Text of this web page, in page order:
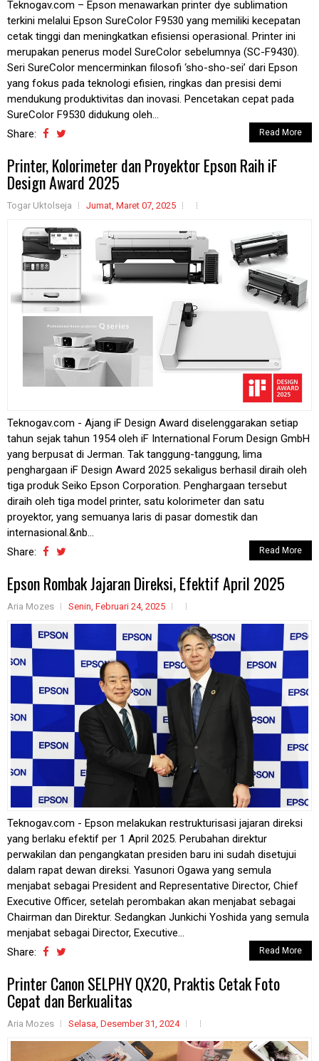
Teknogav.com – Epson menawarkan printer dye sublimation
terkini melalui Epson SureColor F9530 yang memiliki kecepatan
cetak tinggi dan meningkatkan efisiensi operasional. Printer ini
merupakan penerus model SureColor sebelumnya (SC-F9430).
Seri SureColor mencerminkan filosofi ‘sho-sho-sei’ dari Epson
yang fokus pada teknologi efisien, ringkas dan presisi demi
mendukung produktivitas dan inovasi. Pencetakan cepat pada
SureColor F9530 didukung oleh...
Share:
Read More
Printer, Kolorimeter dan Proyektor Epson Raih iF
Design Award 2025
Togar Uktolseja Jumat, Maret 07, 2025
Teknogav.com - Ajang iF Design Award diselenggarakan setiap
tahun sejak tahun 1954 oleh iF International Forum Design GmbH
yang berpusat di Jerman. Tak tanggung-tanggung, lima
penghargaan iF Design Award 2025 sekaligus berhasil diraih oleh
tiga produk Seiko Epson Corporation. Penghargaan tersebut
diraih oleh tiga model printer, satu kolorimeter dan satu
proyektor, yang semuanya laris di pasar domestik dan
internasional.&nb...
Share:
Read More
Epson Rombak Jajaran Direksi, Efektif April 2025
Aria Mozes Senin, Februari 24, 2025
Teknogav.com - Epson melakukan restrukturisasi jajaran direksi
yang berlaku efektif per 1 April 2025. Perubahan direktur
perwakilan dan pengangkatan presiden baru ini sudah disetujui
dalam rapat dewan direksi. Yasunori Ogawa yang semula
menjabat sebagai President and Representative Director, Chief
Executive Officer, setelah perombakan akan menjabat sebagai
Chairman dan Direktur. Sedangkan Junkichi Yoshida yang semula
menjabat sebagai Director, Executive...
Share:
Read More
Printer Canon SELPHY QX20, Praktis Cetak Foto
Cepat dan Berkualitas
Aria Mozes Selasa, Desember 31, 2024